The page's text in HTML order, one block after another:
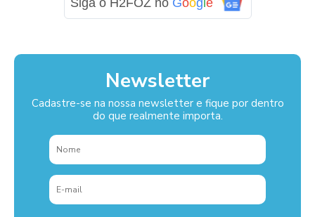
Newsletter
Cadastre-se na nossa newsletter e fique por dentro
do que realmente importa.